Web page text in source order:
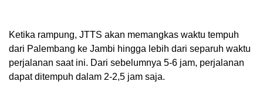
Ketika rampung, JTTS akan memangkas waktu tempuh
dari Palembang ke Jambi hingga lebih dari separuh waktu
perjalanan saat ini. Dari sebelumnya 5-6 jam, perjalanan
dapat ditempuh dalam 2-2,5 jam saja.